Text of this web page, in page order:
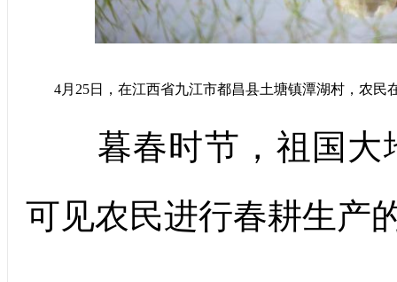
4月25日，在江西省九江市都昌县土塘镇潭湖村，农民
暮春时节，祖国大
可见农民进行春耕生产